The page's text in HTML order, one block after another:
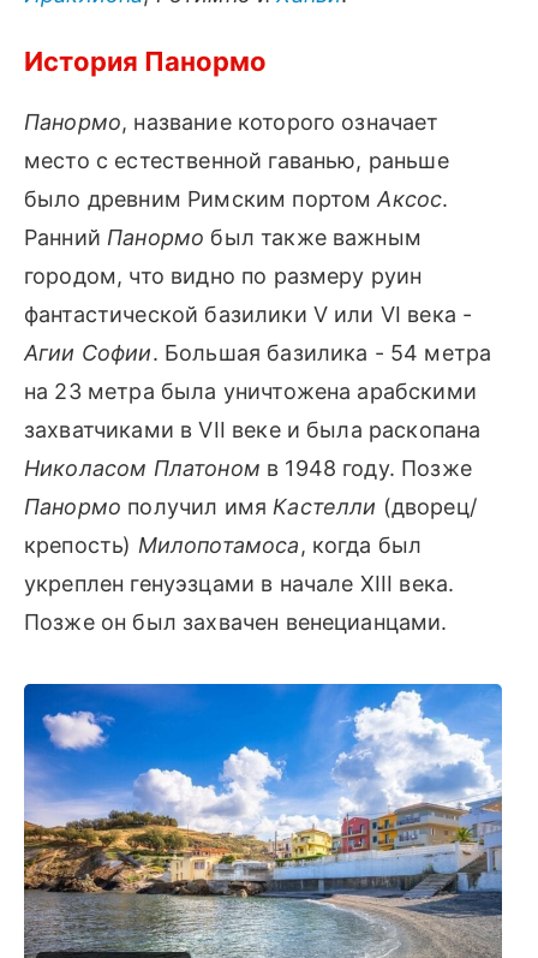
История Панормо
Панормо, название которого означает
место с естественной гаванью, раньше
было древним Римским портомАксос.
Ранний Панормо был также важным
городом, что видно по размеру руин
фантастической базилики V или VI века -
Агии Софии. Большая базилика - 54 метра
на 23 метра была уничтожена арабскими
захватчиками в VII веке и была раскопана
Николасом Платоном в 1948 году. Позже
Панормо получил имя Кастелли (дворец/
крепость) Милопотамоса, когда был
укреплен генуэзцами в начале XIII века.
Позже он был захвачен венецианцами.